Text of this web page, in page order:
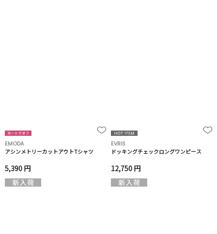
EMODA
アシンメトリーカットアウトTシャツ
5,390 円
EVRIS
ドッキングチェックロングワンピース
12,750 円